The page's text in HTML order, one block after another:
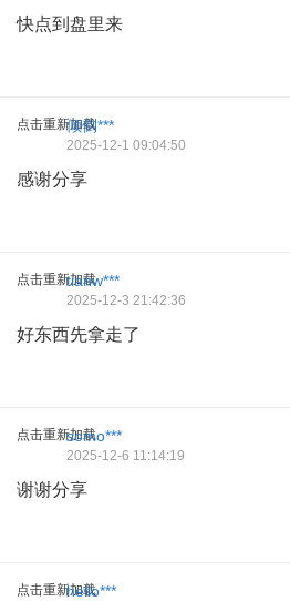
快点到盘里来
点击重新加载
倾倒***
2025-12-1 09:04:50
感谢分享
点击重新加载
tianw***
2025-12-3 21:42:36
好东西先拿走了
点击重新加载somo***
2025-12-6 11:14:19
谢谢分享
点击重新加载
hello***